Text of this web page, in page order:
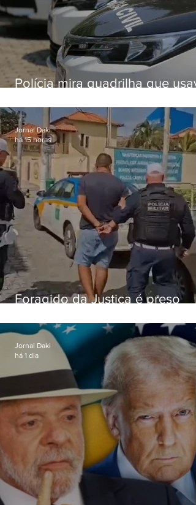
Polícia mira quadrilha que
o Comando Vermelho
Foragido da Justiça é preso
RJ-106, em Maricá
Jornal Daki
há 15 horas
Jornal Daki
há 1 dia